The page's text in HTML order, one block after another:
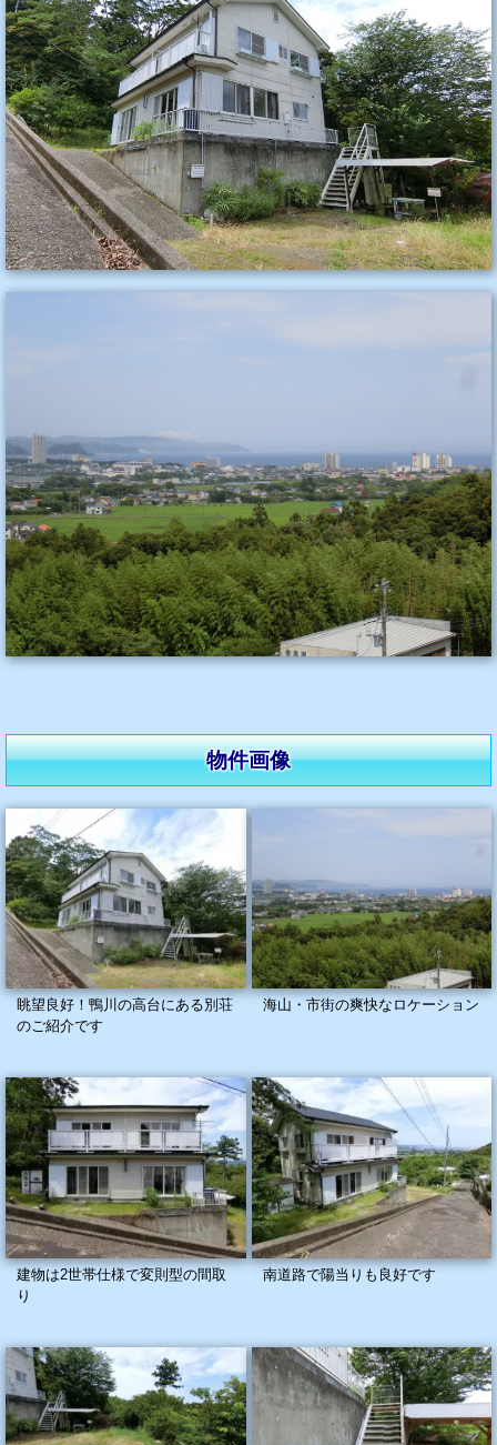
物件画像
眺望良好！鴨川の高台にある別荘
のご紹介です
海山・市街の爽快なロケーション
建物は2世帯仕様で変則型の間取
り
南道路で陽当りも良好です